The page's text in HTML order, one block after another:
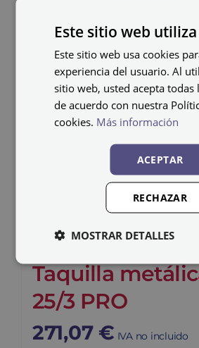
Taquilla
25/3 PRO
271,07 € IVA no incluido
Este sitio web
Este sitio web usa cookies
experiencia del usuario. Al
sitio web, usted acepta todas
de acuerdo con nuestra
cookies. Más información
ACEPTAR
RECHAZAR
MOSTRAR DETALLES